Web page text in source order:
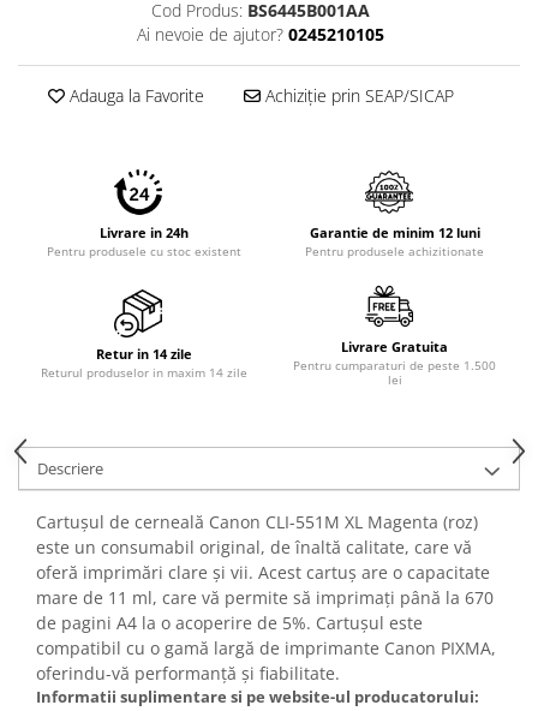
Laptop-uri 2 in 1
Accesorii laptop
Piese si accesorii
PC Office
Workstation
All-in-One PC
Monitoare
Monitoare LED
Componente
Placi video
Procesoare
Placi de baza
Memorii RAM
Cod Produs: BS6445B001AA
Ai nevoie de ajutor? 0245210105
Adauga la Favorite Achiziție prin SEAP/SICAP
Livrare in 24h
Pentru produsele cu stoc existent
Garantie de minim 12 luni
Pentru produsele achizitionate
Retur in 14 zile
Returul produselor in maxim 14 zile
Livrare Gratuita
Pentru cumparaturi de peste 1.500
lei
Descriere
Cartușul de cerneală Canon CLI-551M XL Magenta (roz)
este un consumabil original, de înaltă calitate, care vă
oferă imprimări clare și vii. Acest cartuș are o capacitate
mare de 11 ml, care vă permite să imprimați până la 670
de pagini A4 la o acoperire de 5%. Cartușul este
compatibil cu o gamă largă de imprimante Canon PIXMA,
oferindu-vă performanță și fiabilitate.
Informatii suplimentare si pe website-ul producatorului: